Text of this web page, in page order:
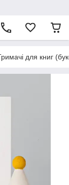
для книг